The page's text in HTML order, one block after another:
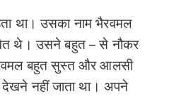
था। उसका नाम भैरवमल
थे। उसने बहुत – से नौकर
बहुत सुस्त और आलसी
नहीं जाता था। अपने